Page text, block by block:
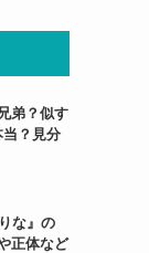
弟？似す
当？見分
な』の
正体など